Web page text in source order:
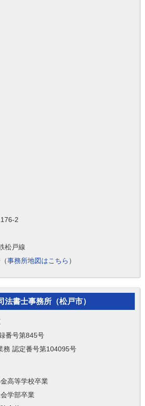
2
松戸線
事務所地図はこちら ）
法書士事務所（松戸市）
番号第845号
務 認定番号第104095号
高等学校卒業
学部卒業